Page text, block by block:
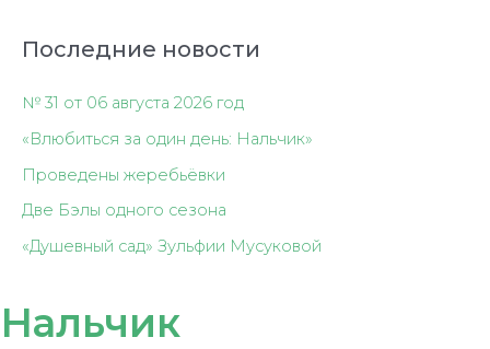
Последние новости
№ 31 от 06 августа 2026 год
«Влюбиться за один день: Нальчик»
Проведены жеребьёвки
Две Бэлы одного сезона
«Душевный сад» Зульфии Мусуковой
Нальчик